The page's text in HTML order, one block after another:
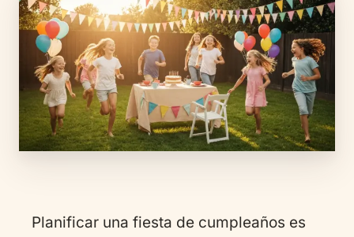
Planificar una fiesta de cumpleaños es